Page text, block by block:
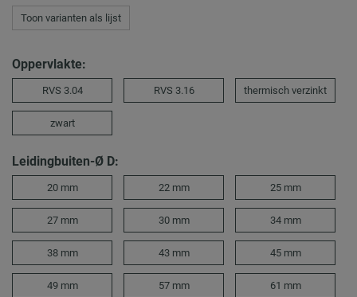
Toon varianten als lijst
Oppervlakte:
RVS 3.04 RVS 3.16 thermisch verzinkt
zwart
Leidingbuiten-Ø D:
20 mm 22 mm 25 mm
27 mm 30 mm 34 mm
38 mm 43 mm 45 mm
49 mm 57 mm 61 mm